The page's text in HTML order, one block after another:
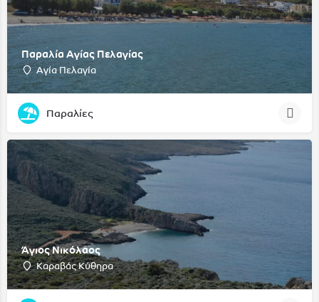
Παραλία Αγίας Πελαγίας
Αγία Πελαγία
Παραλίες
Άγιος Νικόλαος
Καραβάς Κύθηρα